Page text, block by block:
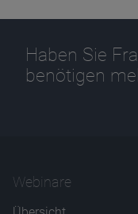
Haben Sie
benötigen
Webinare